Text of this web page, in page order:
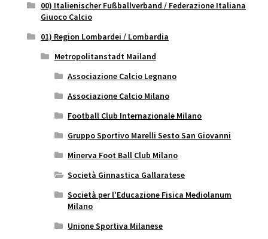
00) Italienischer Fußballverband / Federazione Italiana
Giuoco Calcio
01) Region Lombardei / Lombardia
Metropolitanstadt Mailand
Associazione Calcio Legnano
Associazione Calcio Milano
Football Club Internazionale Milano
Gruppo Sportivo Marelli Sesto San Giovanni
Minerva Foot Ball Club Milano
Società Ginnastica Gallaratese
Società per l'Educazione Fisica Mediolanum
Milano
Unione Sportiva Milanese